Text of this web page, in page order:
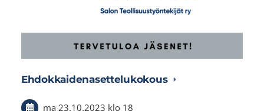
Ehdokkaidenasettelukokous
ma 23.10.2023 klo 18